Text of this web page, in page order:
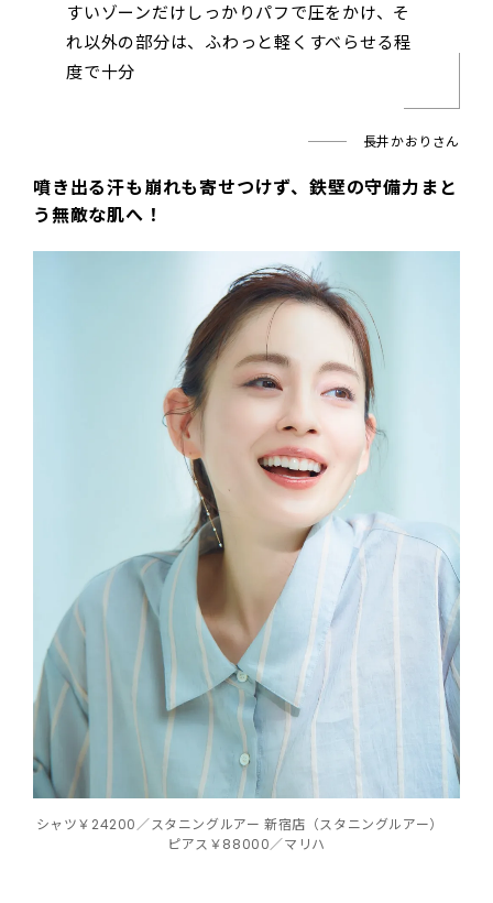
すいゾーンだけしっかりパフで圧をかけ、そ
れ以外の部分は、ふわっと軽くすべらせる程
度で十分
長井かおりさん
噴き出る汗も崩れも寄せつけず、鉄壁の守備力まと
う無敵な肌へ！
シャツ￥24200／スタニングルアー 新宿店（スタニングルアー）
ピアス￥88000／マリハ